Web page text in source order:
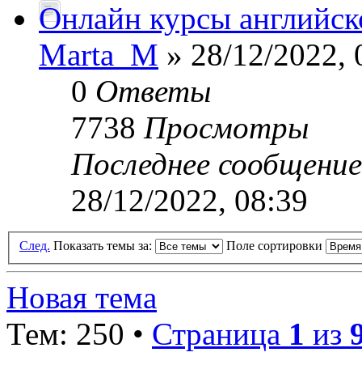
Онлайн курсы
Marta_M » 28/12/2022,
0 Ответы
7738 Просмотры
Последнее
28/12/2022, 08:39
След. Показать темы за: Поле сортировки
Новая тема
Тем: 250 • Страница 1 из